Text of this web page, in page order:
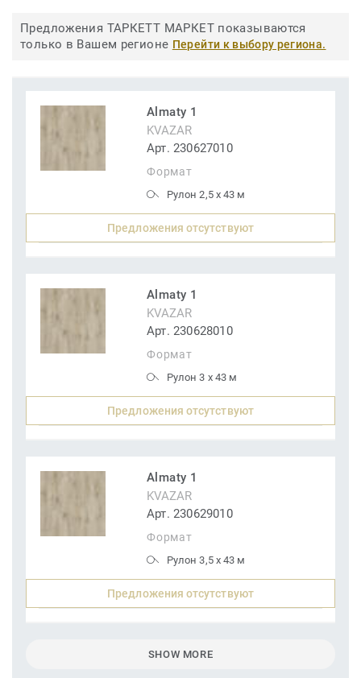
Предложения ТАРКЕТТ МАРКЕТ показываются
только в Вашем регионе Перейти к выбору региона.
Almaty 1
KVAZAR
Арт. 230627010
Формат
Рулон 2,5 x 43 м
Предложения отсутствуют
Almaty 1
KVAZAR
Арт. 230628010
Формат
Рулон 3 x 43 м
Предложения отсутствуют
Almaty 1
KVAZAR
Арт. 230629010
Формат
Рулон 3,5 x 43 м
Предложения отсутствуют
SHOW MORE